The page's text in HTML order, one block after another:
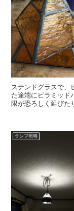
ステンドグラスで、
た途端にピラミッド
限が恐ろしく延びた
ランプ照明